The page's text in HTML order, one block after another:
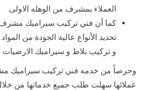
العملاء بمشرف من الوهله الاولى.
كما أن فني تركيب سيراميك مشرف
تحديد الأنواع عالية الجودة من
و تركيب بلاط و سيراميك
وحرصاً من خدمه فني تركيب سيراميك
عملائها سهلت طلب جميع خدماتها من